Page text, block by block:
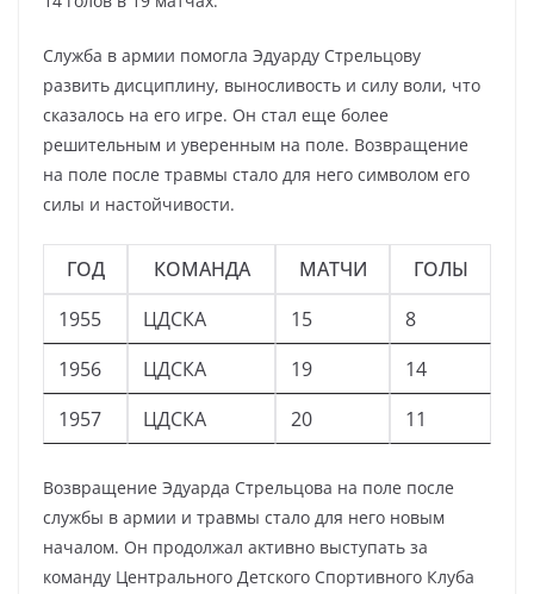
Служба в армии помогла Эдуарду Стрельцову
развить дисциплину, выносливость и силу воли, что
сказалось на его игре. Он стал еще более
решительным и уверенным на поле. Возвращение
на поле после травмы стало для него символом его
силы и настойчивости.
ГОД КОМАНДА МАТЧИ
ГОЛЫ
1955
ЦДСКА 15
8
1956
ЦДСКА 19
14
1957
ЦДСКА 20 11
Возвращение Эдуарда Стрельцова на поле после
службы в армии и травмы стало для него новым
началом. Он продолжал активно выступать за
команду Центрального Детского Спортивного Клуба